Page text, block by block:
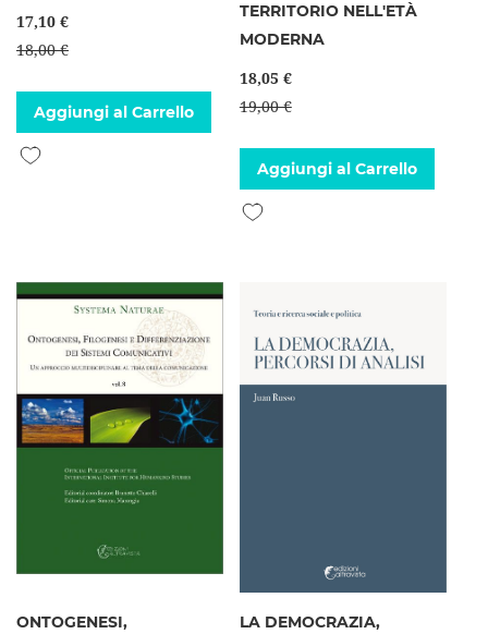
17,10 €
18,00 €
Aggiungi al Carrello
Aggiungi alla lista desideri
TERRITORIO NELL'ETÀ
MODERNA
18,05 €
19,00 €
Aggiungi al Carrello
Aggiungi alla lista desideri
ONTOGENESI, LA DEMOCRAZIA,